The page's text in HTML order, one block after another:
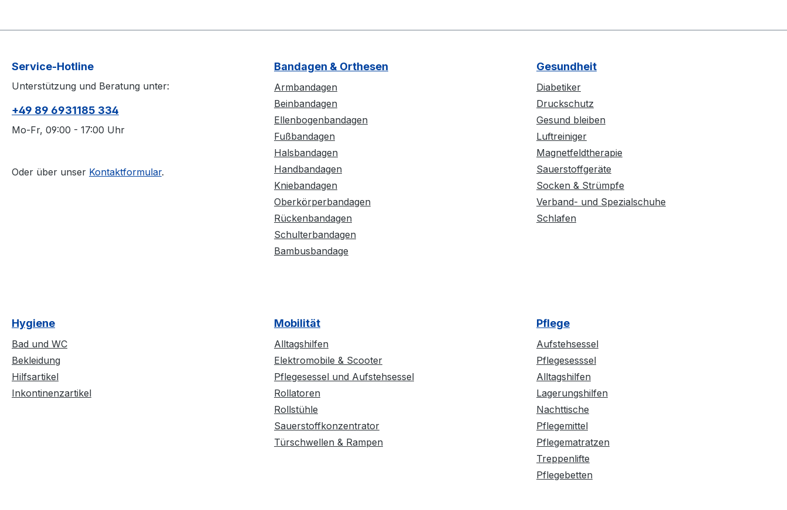
Service-Hotline
Unterstützung und Beratung unter:
+49 89 6931185 334
Mo-Fr, 09:00 - 17:00 Uhr
Oder über unser Kontaktformular.
Bandagen & Orthesen
Armbandagen
Beinbandagen
Ellenbogenbandagen
Fußbandagen
Halsbandagen
Handbandagen
Kniebandagen
Oberkörperbandagen
Rückenbandagen
Schulterbandagen
Bambusbandage
Gesundheit
Diabetiker
Druckschutz
Gesund bleiben
Luftreiniger
Magnetfeldtherapie
Sauerstoffgeräte
Socken & Strümpfe
Verband- und Spezialschuhe
Schlafen
Hygiene
Bad und WC
Bekleidung
Hilfsartikel
Inkontinenzartikel
Mobilität
Alltagshilfen
Elektromobile & Scooter
Pflegesessel und Aufstehsessel
Rollatoren
Rollstühle
Sauerstoffkonzentrator
Türschwellen & Rampen
Pflege
Aufstehsessel
Pflegesesssel
Alltagshilfen
Lagerungshilfen
Nachttische
Pflegemittel
Pflegematratzen
Treppenlifte
Pflegebetten